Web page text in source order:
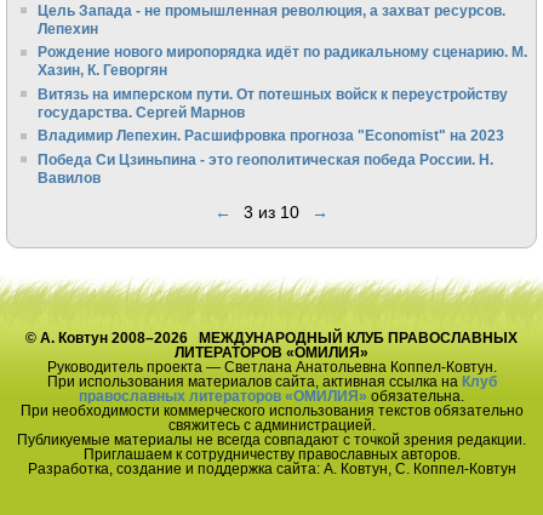
Цель Запада - не промышленная революция, а захват ресурсов.
Лепехин
Рождение нового миропорядка идёт по радикальному сценарию. М.
Хазин, К. Геворгян
Витязь на имперском пути. От потешных войск к переустройству
государства. Сергей Марнов
Владимир Лепехин. Расшифровка прогноза "Economist" на 2023
Победа Си Цзиньпина - это геополитическая победа России. Н.
Вавилов
← 3 из 10 →
© А. Ковтун 2008–2026 МЕЖДУНАРОДНЫЙ КЛУБ ПРАВОСЛАВНЫХ
ЛИТЕРАТОРОВ «ОМИЛИЯ»
Руководитель проекта — Светлана Анатольевна Коппел-Ковтун.
При использования материалов сайта, активная ссылка на Клуб
православных литераторов «ОМИЛИЯ» обязательна.
При необходимости коммерческого использования текстов обязательно
свяжитесь с администрацией.
Публикуемые материалы не всегда совпадают с точкой зрения редакции.
Приглашаем к сотрудничеству православных авторов.
Разработка, создание и поддержка сайта: А. Ковтун, С. Коппел-Ковтун